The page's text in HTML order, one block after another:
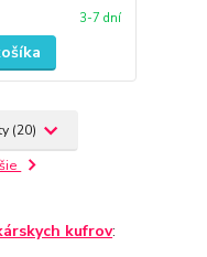
3-7 dní
(20)
kufrov: